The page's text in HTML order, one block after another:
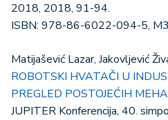
2018, 2018, 91-94.
ISBN: 978-86-6022-094-5,
Matijašević Lazar, Jakovljević
ROBOTSKI HVATAČI U
PREGLED POSTOJEĆIH
JUPITER Konferencija, 40.